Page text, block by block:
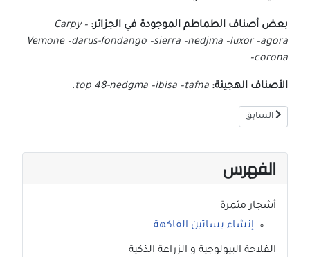
الفهرس
أشجار مثمرة
إنشاء بساتين الفاكهة
الفلاحة البيولوجية و الزراعة الذكية
بعض أصناف الطماطم الموجودة في الجزائر: Carpy –
Vemone –darus-fondango –sierra –nedjma –luxor –agora
–corona
الأصناف الهجينة: top 48-nedgma –ibisa –tafna.
المقال السابق: الزراعة المائية
السابق